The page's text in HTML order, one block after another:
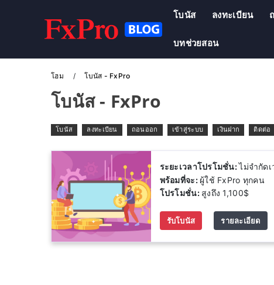
โบนัส ลงทะเบียน
บทช่วยสอน
โฮม โบนัส - FxPro
โบนัส - FxPro
โบนัส ลงทะเบียน ถอนออก เข้าสู่ระบบ เงินฝาก ติดต่อ
ระยะเวลาโปรโมชั่น:ไม่จำกัดเ
พร้อมที่จะ: ผู้ใช้ FxPro ทุกคน
โปรโมชั่น: สูงถึง 1,100$
รับโบนัส รายละเอียด